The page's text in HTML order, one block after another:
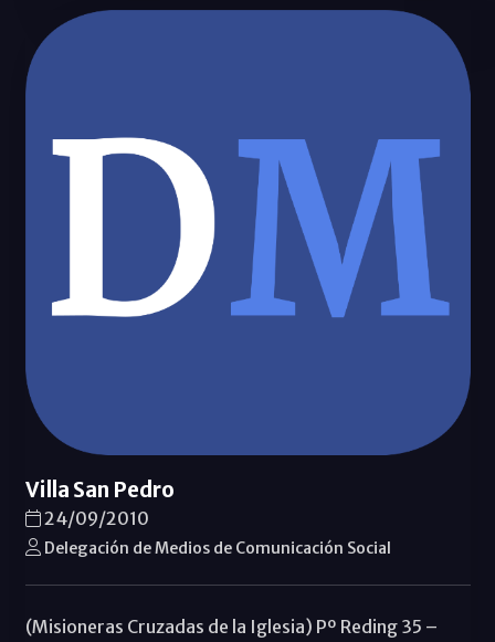
Villa San Pedro
24/09/2010
Delegación de Medios de Comunicación Social
(Misioneras Cruzadas de la Iglesia) Pº Reding 35 –